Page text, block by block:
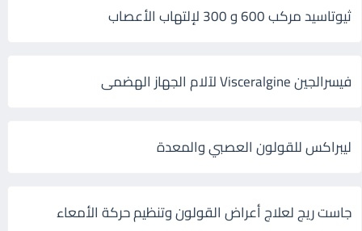
ثيوتاسيد مركب 600 و 300 لإلتهاب الأعصاب
فيسرالجين Visceralgine لآلام الجهاز الهضمى
ليبراكس للقولون العصبي والمعدة
جاست ريج لعلاج أعراض القولون وتنظيم حركة الأمعاء